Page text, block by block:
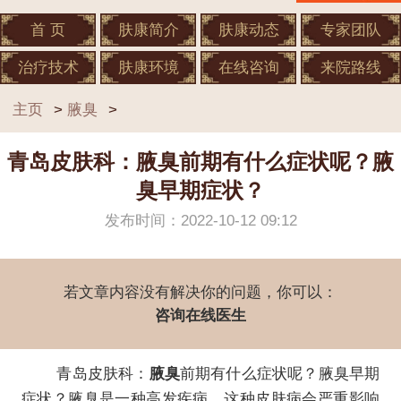
首 页 肤康简介 肤康动态 专家团队
治疗技术 肤康环境 在线咨询 来院路线
主页 > 腋臭 >
青岛皮肤科：腋臭前期有什么症状呢？腋
臭早期症状？
发布时间：2022-10-12 09:12
若文章内容没有解决你的问题，你可以：
咨询在线医生
青岛皮肤科： 腋臭前期有什么症状呢？腋臭早期